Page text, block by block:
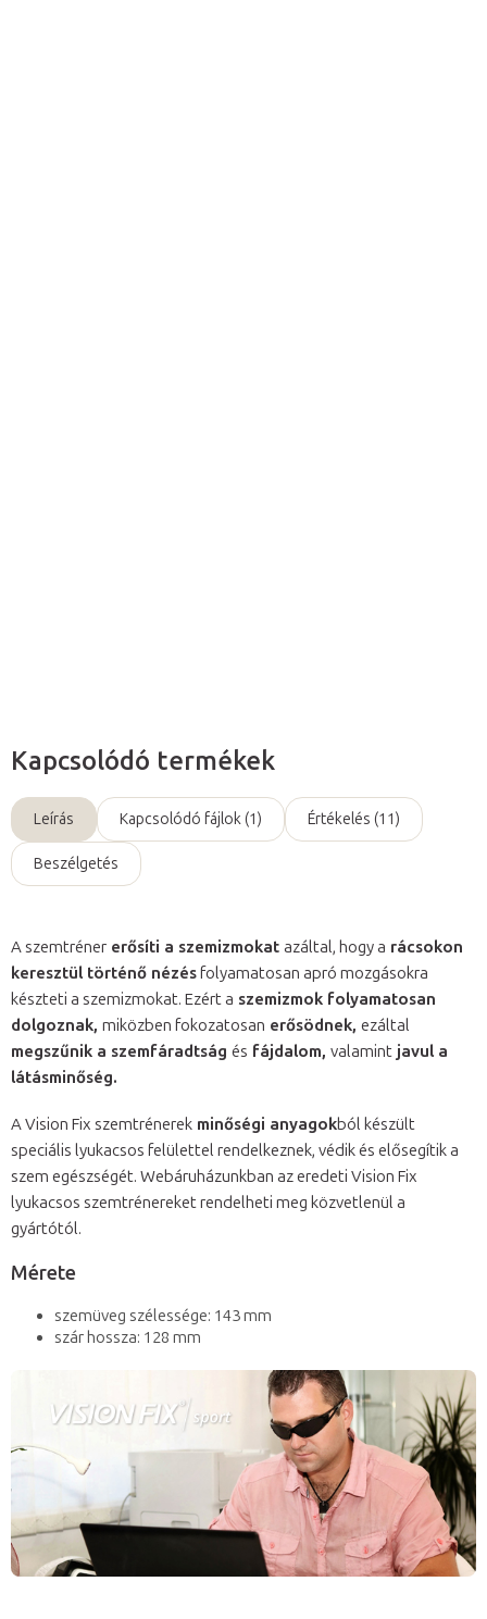
Kapcsolódó termékek
Leírás Kapcsolódó fájlok (1) Értékelés (11)
Beszélgetés
A szemtréner erősíti a szemizmokat azáltal, hogy a rácsokon
keresztül történő nézésfolyamatosan apró mozgásokra
készteti a szemizmokat. Ezért a szemizmok folyamatosan
dolgoznak, miközben fokozatosan erősödnek, ezáltal
megszűnik a szemfáradtság és fájdalom, valamint javul a
látásminőség.
A Vision Fix szemtrénerek minőségi anyagokból készült
speciális lyukacsos felülettel rendelkeznek, védik és elősegítik a
szem egészségét. Webáruházunkban az eredeti Vision Fix
lyukacsos szemtrénereket rendelheti meg közvetlenül a
gyártótól.
Mérete
szemüveg szélessége: 143 mm
szár hossza: 128 mm